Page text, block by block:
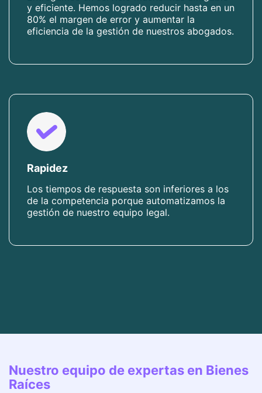
y eficiente. Hemos logrado reducir hasta en un
80% el margen de error y aumentar la
eficiencia de la gestión de nuestros abogados.
Rapidez
Los tiempos de respuesta son inferiores a los
de la competencia porque automatizamos la
gestión de nuestro equipo legal.
Nuestro equipo de expertas en Bienes
Raíces